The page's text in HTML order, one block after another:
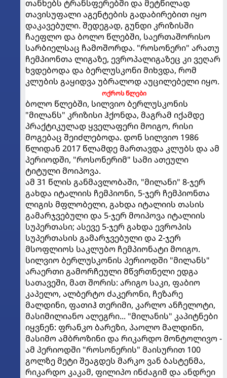
თანხებს ტრანსფერებში და მეტწილად
თავისუფალი აგენტების გადაბირებით იყო
დაკავებული. შედეგად, გუნდი კრიზისში
ჩაეფლო და ბოლო წლებში, საერთაშორისო
სარბიელსაც ჩამოშორდა. "როსონერი" არათუ
ჩემპიონთა ლიგაზე, ევროპალიგაზეც კი ვეღარ
ხვდებოდა და ბერლუსკონი მიხვდა, რომ
კლუბის გაყიდვა უბრალოდ აუცილებელი იყო.
ოქროს წლები
ბოლო წლებში, სილვიო ბერლუსკონის
"მილანს" კრიზისი ჰქონდა, მაგრამ იქამდე
პრაქტიკულად ყველაფერი მოიგო, რისი
მოგებაც შეიძლებოდა. დონ სილვიო 1986
წლიდან 2017 წლამდე მართავდა კლუბს და ამ
პერიოდში, "როსონერიმ" სამი ათეული
ტიტული მოიპოვა.
ამ 31 წლის განმავლობაში, "მილანი" 8-ჯერ
გახდა იტალიის ჩემპიონი, 5-ჯერ ჩემპიონთა
ლიგის მფლობელი, გახდა იტალიის თასის
გამარჯვებული და 5-ჯერ მოიპოვა იტალიის
სუპერთასი; ასევე 5-ჯერ გახდა ევროპის
სუპერთასის გამარჯვებული და 2-ჯერ
მსოფლიოს საკლუბო ჩემპიონატი მოიგო.
სილვიო ბერლუსკონის პერიოდში "მილანს"
არაერთი გამორჩეული მწვრთნელი ედგა
სათავეში, მათ შორის: არიგო საკი, ფაბიო
კაპელო, ალბერტო ძაკერონი, ჩეზარე
მალდინი, ფათიჰ თერიმი, კარლო ანჩელოტი,
მასიმილიანო ალეგრი... "მილანის" კაპიტნები
იყვნენ: ფრანკო ბარეზი, პაოლო მალდინი,
მასიმო ამბროზინი და რიკარდო მონტოლივო -
ამ პერიოდში "როსონერის" მაისურით 100
გოლზე მეტი შეაგდეს მარკო ვან ბასტენმა,
რიკარდო კაკამ, ფილიპო ინძაგიმ და ანდრეი